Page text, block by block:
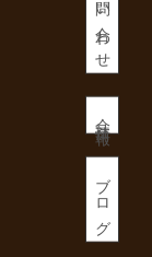
会社情報
ブログ